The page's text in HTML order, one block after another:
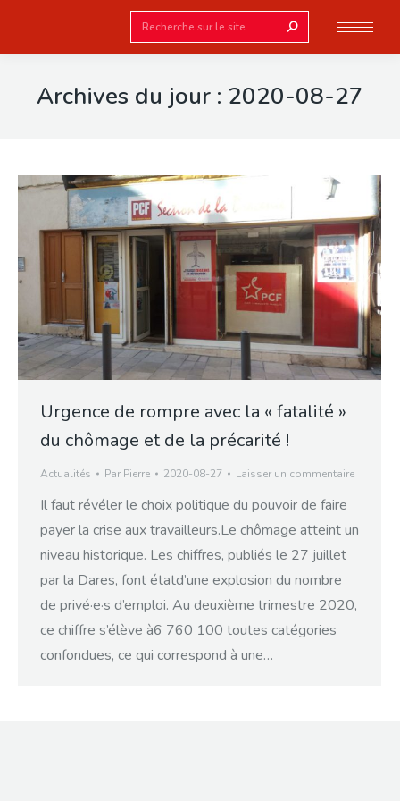
Search:
Archives du jour : 2020-08-27
Urgence de rompre avec la « fatalité »
du chômage et de la précarité !
Actualités Par Pierre 2020-08-27 Laisser un commentaire
Il faut révéler le choix politique du pouvoir de faire
payer la crise aux travailleurs.Le chômage atteint un
niveau historique. Les chiffres, publiés le 27 juillet
par la Dares, font étatd’une explosion du nombre
de privé·e·s d’emploi. Au deuxième trimestre 2020,
ce chiffre s’élève à6 760 100 toutes catégories
confondues, ce qui correspond à une…